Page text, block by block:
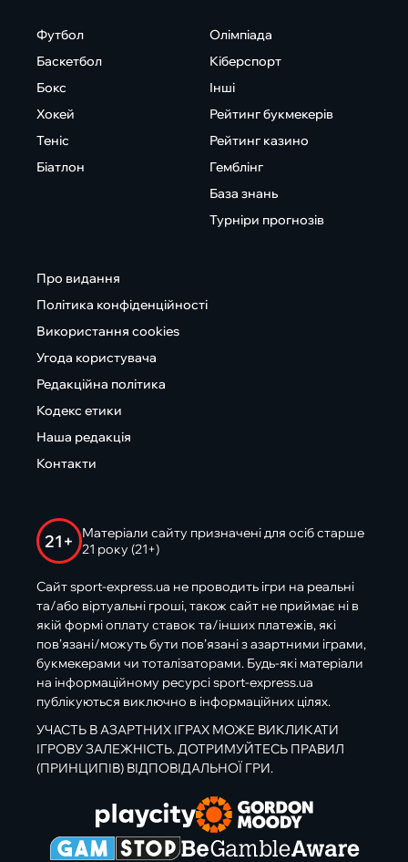
Футбол
Баскетбол
Бокс
Хокей
Теніс
Біатлон
Олімпіада
Кіберспорт
Інші
Рейтинг букмекерів
Рейтинг казино
Гемблінг
База знань
Турніри прогнозів
Про видання
Політика конфіденційності
Використання cookies
Угода користувача
Редакційна політика
Кодекс етики
Наша редакція
Контакти
21+
Матеріали сайту призначені для осіб старше
21 року (21+)
Сайт sport-express.ua не проводить ігри на реальні
та/або віртуальні гроші, також сайт не приймає ні в
якій формі оплату ставок та/інших платежів, які
пов’язані/можуть бути пов’язані з азартними іграми,
букмекерами чи тоталізаторами. Будь-які матеріали
на інформаційному ресурсі sport-express.ua
публікуються виключно в інформаційних цілях.
УЧАСТЬ В АЗАРТНИХ ІГРАХ МОЖЕ ВИКЛИКАТИ
ІГРОВУ ЗАЛЕЖНІСТЬ. ДОТРИМУЙТЕСЬ ПРАВИЛ
(ПРИНЦИПІВ) ВІДПОВІДАЛЬНОЇ ГРИ.